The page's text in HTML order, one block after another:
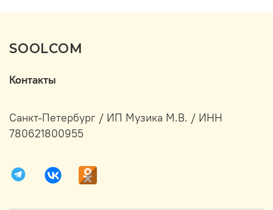
SOOLCOM
Контакты
Санкт-Петербург / ИП Музика М.В. / ИНН
780621800955